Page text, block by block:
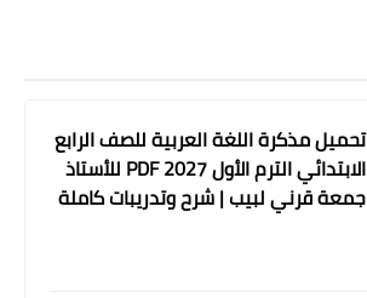
تحميل مذكرة اللغة العربية للصف الرابع
الابتدائي الترم الأول 2027 PDF للأستاذ
جمعة قرني لبيب | شرح وتدريبات كاملة